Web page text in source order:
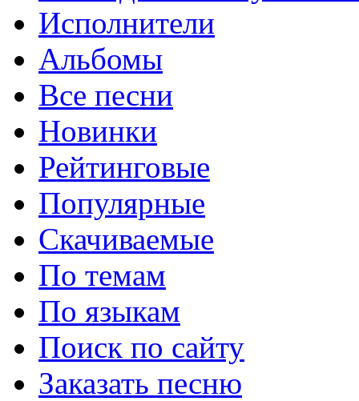
Исполнители
Альбомы
Все песни
Новинки
Рейтинговые
Популярные
Скачиваемые
По темам
По языкам
Поиск по сайту
Заказать песню